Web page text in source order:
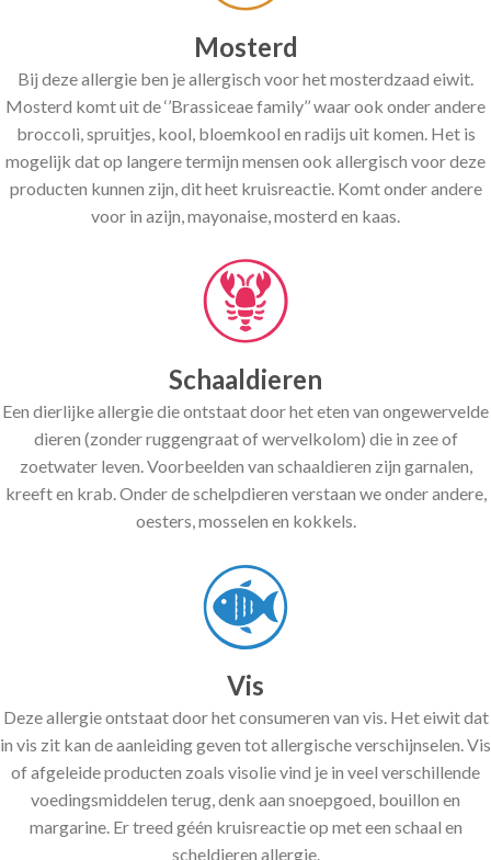
Mosterd
Bij deze allergie ben je allergisch voor het mosterdzaad eiwit.
Mosterd komt uit de ‘’Brassiceae family’’ waar ook onder andere
broccoli, spruitjes, kool, bloemkool en radijs uit komen. Het is
mogelijk dat op langere termijn mensen ook allergisch voor deze
producten kunnen zijn, dit heet kruisreactie. Komt onder andere
voor in azijn, mayonaise, mosterd en kaas.
Schaaldieren
Een dierlijke allergie die ontstaat door het eten van ongewervelde
dieren (zonder ruggengraat of wervelkolom) die in zee of
zoetwater leven. Voorbeelden van schaaldieren zijn garnalen,
kreeft en krab. Onder de schelpdieren verstaan we onder andere,
oesters, mosselen en kokkels.
Vis
Deze allergie ontstaat door het consumeren van vis. Het eiwit dat
in vis zit kan de aanleiding geven tot allergische verschijnselen. Vis
of afgeleide producten zoals visolie vind je in veel verschillende
voedingsmiddelen terug, denk aan snoepgoed, bouillon en
margarine. Er treed géén kruisreactie op met een schaal en
scheldieren allergie.